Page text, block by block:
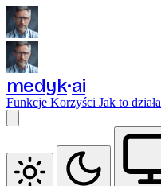
medyk ai
Funkcje Korzyści Jak to działa